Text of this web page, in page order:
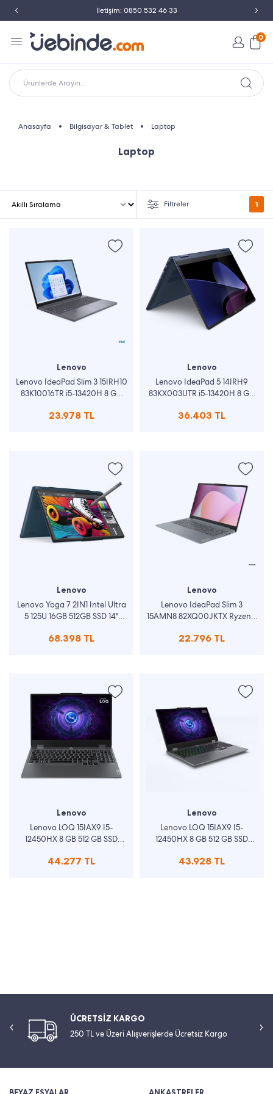
İletişim: 0850 532 46 33
0
Ürünlerde Arayın...
Anasayfa Bilgisayar & Tablet Laptop
Laptop
Filtreler 1
Lenovo
Lenovo IdeaPad Slim 3 15IRH10
83K10016TR i5-13420H 8 GB
W11H WUXGA Notebook
23.978 TL
Lenovo
Lenovo IdeaPad 5 14IRH9
83KX003UTR i5-13420H 8 GB
WUXGA Notebook
36.403 TL
Lenovo
Lenovo Yoga 7 2IN1 Intel Ultra
5 125U 16GB 512GB SSD 14"
83DJ0016TR
68.398 TL
Lenovo
Lenovo IdeaPad Slim 3
15AMN8 82XQ00JKTX Ryzen 5
Radeon 610M 15.6" Full HD
22.796 TL
Lenovo
Lenovo LOQ 15IAX9 I5-
12450HX 8 GB 512 GB SSD
Laptop 83GS007YTR
44.277 TL
Lenovo
Lenovo LOQ 15IAX9 I5-
12450HX 8 GB 512 GB SSD
Laptop 83GS00KPTR
43.928 TL
ÜCRETSİZ KARGO
250 TL ve Üzeri Alışverişlerde Ücretsiz Kargo